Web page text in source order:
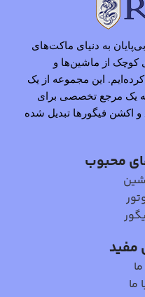
به دنیای ماکت‌های
کوچک از ماشین‌ها و
این مجموعه از یک
یک مرجع تخصصی برای
و اکشن فیگورها تبدیل شده
محبوب
مفید
ما